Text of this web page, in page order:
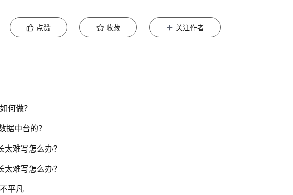
序下载
全监测服务
析人员利用360安全大脑的QUAKE资产测绘平台(quake.360.cn)，通过资产测绘
平台
分析响应平台通过网络流量检测、多传感器数据融合关联分析手段，对该类漏洞
点赞 收藏 关注作者
何做？
据中台的？
难写怎么办？
难写怎么办？
平凡